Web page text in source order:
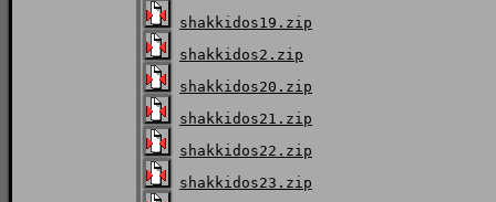
shakkidos19.zip
shakkidos2.zip
shakkidos20.zip
shakkidos21.zip
shakkidos22.zip
shakkidos23.zip